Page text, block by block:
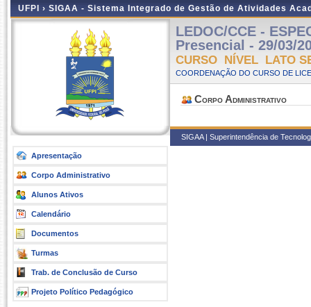
UFPI › SIGAA - Sistema Integrado de Gestão de Atividades
Apresentação
Corpo Administrativo
Alunos Ativos
Calendário
Documentos
Turmas
Trab. de Conclusão de Curso
Projeto Político Pedagógico
LEDOC/CCE -
Presencial - 29/03/
CURSO NÍVEL LATO
COORDENAÇÃO DO CURSO DE
Corpo Administrativo
SIGAA | Superintendência de